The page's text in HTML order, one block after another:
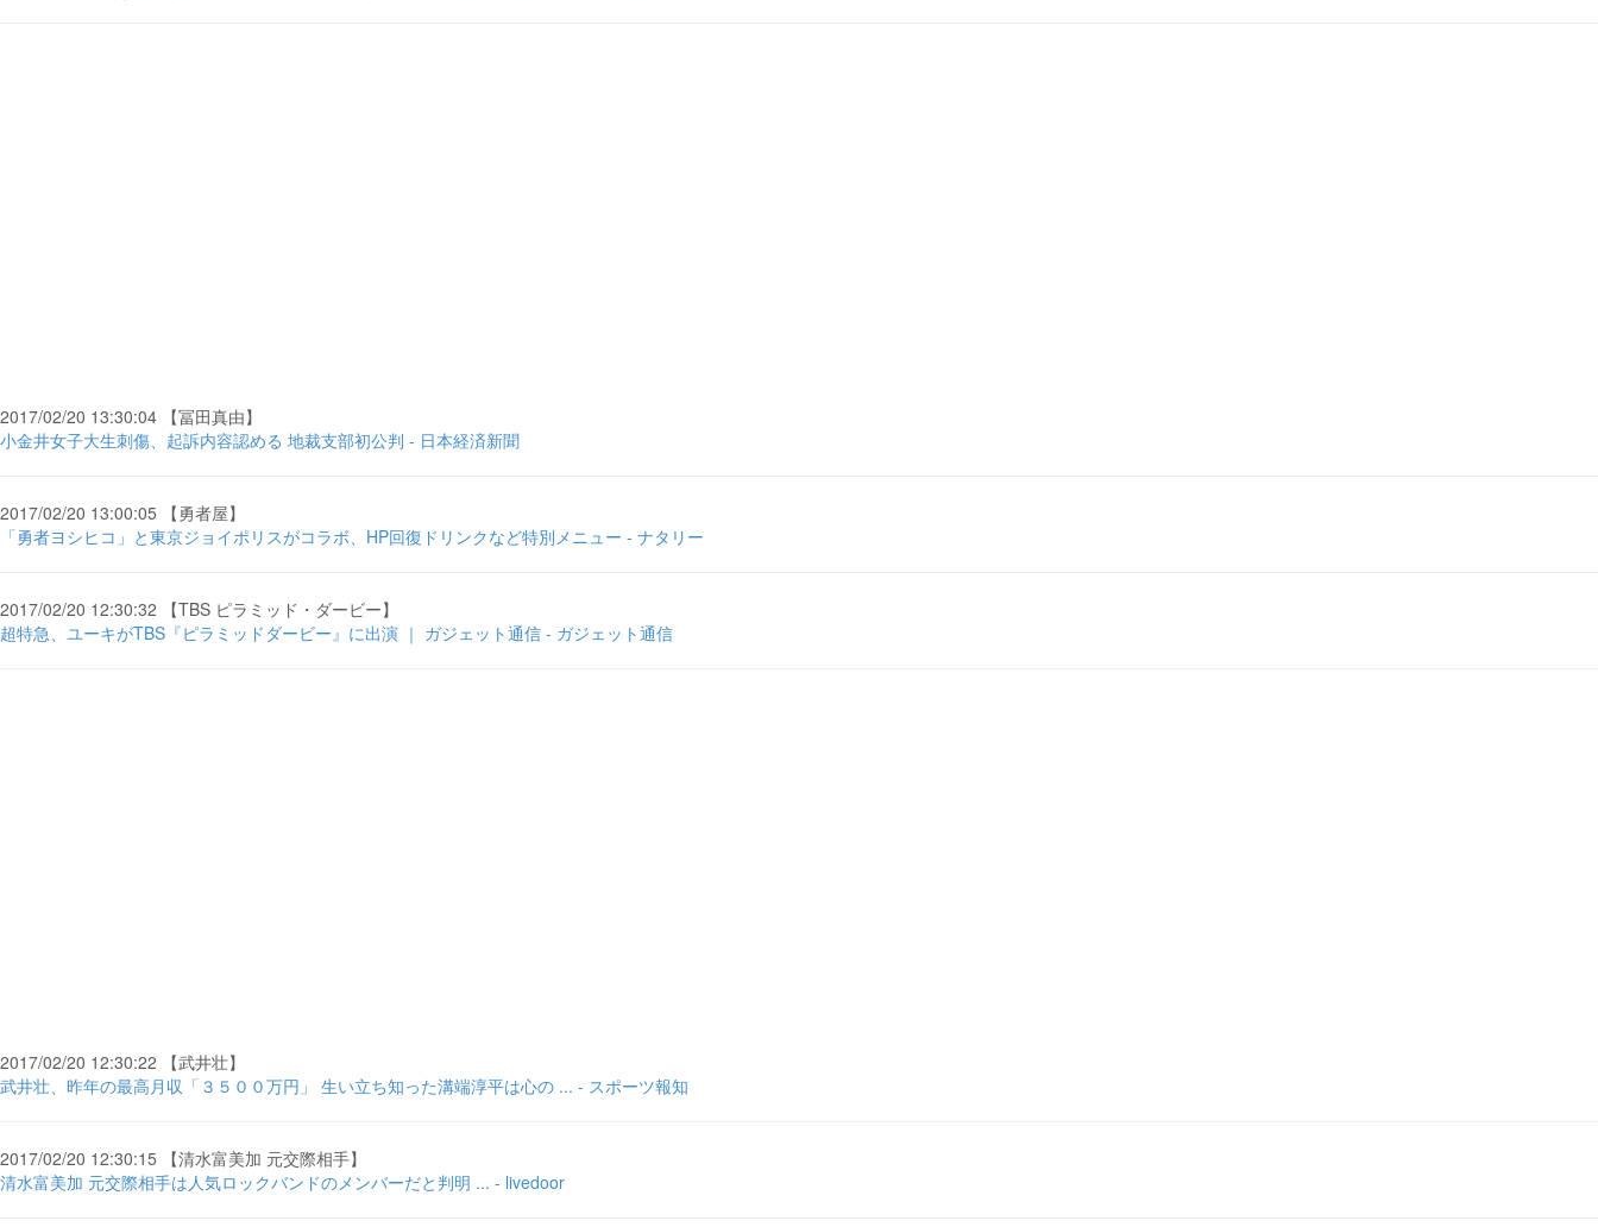
2017/02/20 13:30:04 【冨田真由】
小金井女子大生刺傷、起訴内容認める 地裁支部初公判 - 日本経済新聞
2017/02/20 13:00:05 【勇者屋】
「勇者ヨシヒコ」と東京ジョイポリスがコラボ、HP回復ドリンクなど特別メニュー - ナタリー
2017/02/20 12:30:32 【TBS ピラミッド・ダービー】
超特急、ユーキがTBS『ピラミッドダービー』に出演 ｜ ガジェット通信 - ガジェット通信
2017/02/20 12:30:22 【武井壮】
武井壮、昨年の最高月収「３５００万円」 生い立ち知った溝端淳平は心の ... - スポーツ報知
2017/02/20 12:30:15 【清水富美加 元交際相手】
清水富美加 元交際相手は人気ロックバンドのメンバーだと判明 ... - livedoor